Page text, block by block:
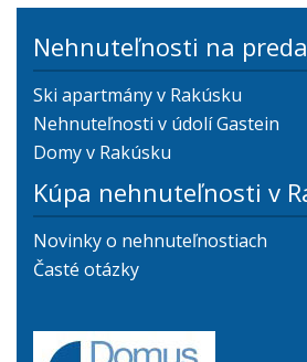
Nehnuteľnosti na
Ski apartmány v Rakúsku
Nehnuteľnosti v údolí Gastein
Domy v Rakúsku
Kúpa nehnuteľnosti v
Novinky o nehnuteľnostiach
Časté otázky